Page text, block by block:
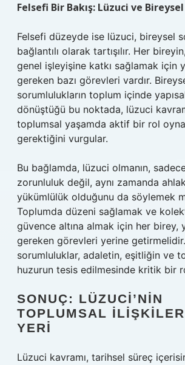
Felsefi Bir Bakış: Lüzuci ve
Felsefi düzeyde ise lüzuci, bireysel
bağlantılı olarak tartışılır. Her
genel işleyişine katkı sağlamak için
gereken bazı görevleri vardır.
sorumlulukların toplum içinde
dönüştüğü bu noktada, lüzuci
toplumsal yaşamda aktif bir rol
gerektiğini vurgular.
Bu bağlamda, lüzuci olmanın,
zorunluluk değil, aynı zamanda
yükümlülük olduğunu da söylemek
Toplumda düzeni sağlamak ve
güvence altına almak için her birey,
gereken görevleri yerine
sorumluluklar, adaletin, eşitliğin ve
huzurun tesis edilmesinde kritik bir
SONUÇ: LÜZUCI’NIN
TOPLUMSAL
YERI
Lüzuci kavramı, tarihsel süreç